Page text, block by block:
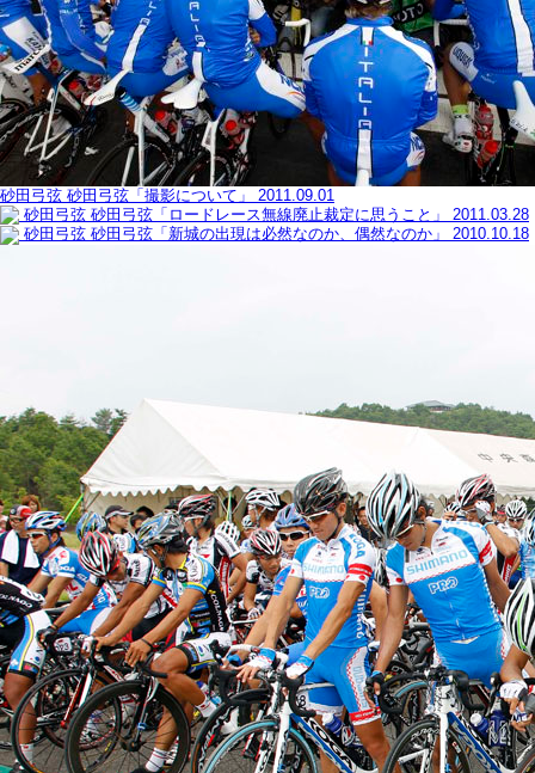
砂田弓弦 砂田弓弦「撮影について」
2011.09.01
砂田弓弦 砂田弓弦「ロードレース無線廃止裁定に思うこと」
2011.03.28
砂田弓弦 砂田弓弦「新城の出現は必然なのか、偶然なのか」 2010.10.18